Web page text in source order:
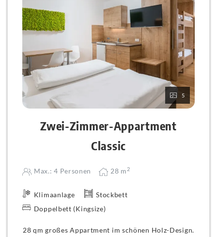
5
Zwei-Zimmer-Appartment
Classic
Max.: 4 Personen 28 m2
Klimaanlage
Stockbett
Doppelbett (Kingsize)
28 qm großes Appartment im schönen Holz-Design.